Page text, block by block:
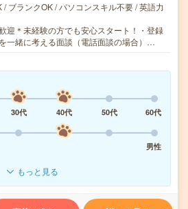
/ ブランクOK / パソコンスキル不要 / 英語力
迎＊未経験の方でも安心スタート！・登録
一緒に考える面談（電話面談の場合）…
30代 40代 50代
60代
男性
もっと見る